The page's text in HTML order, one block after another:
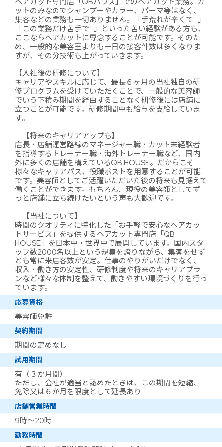
ヘアカット専門店「QBハウス」でのヘアカット業務。カ
ットのみなのでシャンプーやカラー、パーマ等はなく、
集客などの業務も一切ありません。「手荒れが辛くて…」
「この業務だけ苦手で…」といった苦い経験がある方も、
ここならヘアカットに専念することが可能です。そのた
め、一般的な美容室よりも一日の接客件数は多くなりま
すが、その分技術も上がっていきます。
【入社後の研修について】
キャリアやスキルに応じて、最長６ヶ月の当社独自の研
修プログラムを受けていただくことで、一般的な美容師
でいう下積み期間を経由することなく研修後には店舗に
立つことが可能です。研修期間中も給与を支給していま
す。
【将来のキャリアアップも】
店長・店舗運営路線のマネージャー職・カット未経験者
を指導するトレーナー職・海外トレーナー職など、国内
外に多くの店舗を構えているQB HOUSE。だからこそ
様々なキャリアパス、役職ポストを用意することが可能
です。美容師としてご活躍いただいた後の将来も見据えて
働くことができます。もちろん、現役の美容師としてず
っと店舗に立ち続けたいという声も大歓迎です。
【当社について】
時間のクオリティに特化した「お手軽で安心なヘアカッ
トサービス」を提供するヘアカット専門店「QB
HOUSE」を日本中・世界中で展開しています。国内スタ
ッフ数2000名以上という規模を誇りながら、集客をせず
とも常に来店客数が安定。仕事のやりがいだけでなく、
収入・働き方の安定性、研修制度や将来のキャリアプラ
ンなど様々な体制を整えて、働きやすい環境づくりを行っ
ています。
応募資格
美容師免許
契約期間
期間の定めなし
試用期間
有（３か月間）
ただし、会社が適当と認めたときは、この期間を短縮、
免除又は６か月を限度として延長あり
店舗営業時間
9時～20時
勤務時間